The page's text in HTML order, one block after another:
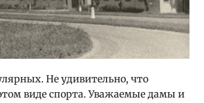
Не удивительно, что
виде спорта. Уважаемые дамы и